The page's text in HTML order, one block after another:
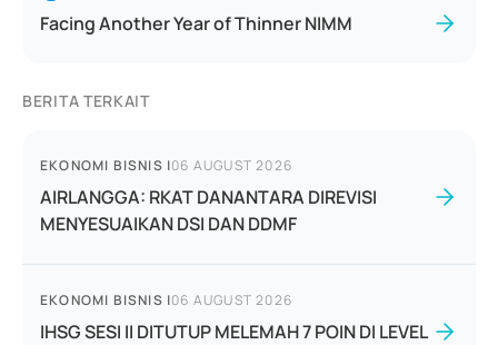
Facing Another Year of Thinner NIMM
BERITA TERKAIT
EKONOMI BISNIS |06 AUGUST 2026
AIRLANGGA: RKAT DANANTARA DIREVISI
MENYESUAIKAN DSI DAN DDMF
EKONOMI BISNIS |06 AUGUST 2026
IHSG SESI II DITUTUP MELEMAH 7 POIN DI LEVEL